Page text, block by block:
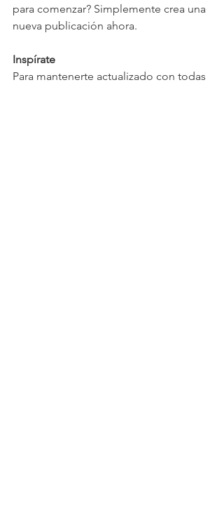
para comenzar? Simplemente crea una
nueva publicación ahora.
Inspírate
Para mantenerte actualizado con todas